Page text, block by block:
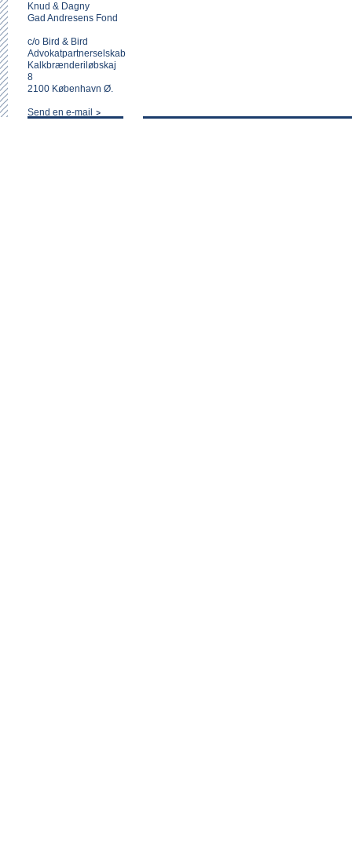
Knud & Dagny
Gad Andresens Fond
c/o Bird & Bird
Advokatpartnerselskab
Kalkbrænderiløbskaj
8
2100 København Ø.
Send en e-mail